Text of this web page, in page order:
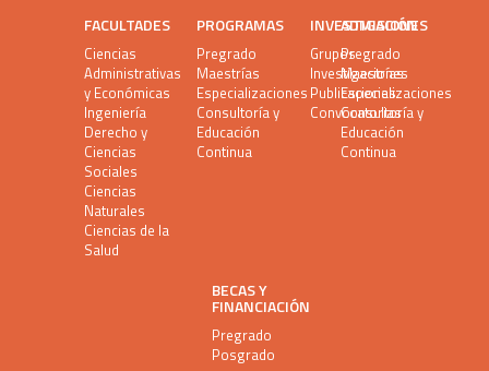
FACULTADES
Ciencias
Administrativas
y Económicas
Ingeniería
Derecho y
Ciencias
Sociales
Ciencias
Naturales
Ciencias de la
Salud
PROGRAMAS
Pregrado
Maestrías
Especializaciones
Consultoría y
Educación
Continua
INVESTIGACIÓN
Grupos
Investigaciones
Publicaciones
Convocatorias
ADMISIONES
Pregrado
Maestrías
Especializaciones
Consultoría y
Educación
Continua
BECAS Y
FINANCIACIÓN
Pregrado
Posgrado